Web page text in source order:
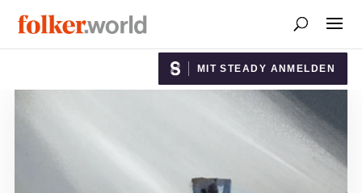
MIT STEADY ANMELDEN